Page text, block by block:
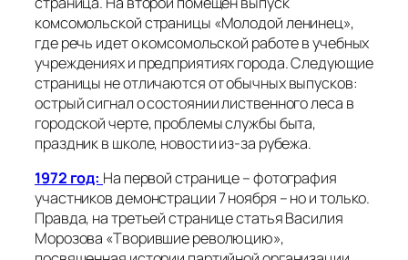
комсомольской страницы «Молодой ленинец»,
где речь идет о комсомольской работе в учебных
учреждениях и предприятиях города. Следующие
страницы не отличаются от обычных выпусков:
острый сигнал о состоянии лиственного леса в
городской черте, проблемы службы быта,
праздник в школе, новости из-за рубежа.
1972 год: На первой странице – фотография
участников демонстрации 7 ноября – но и только.
Правда, на третьей странице статья Василия
Морозова «Творившие революцию»,